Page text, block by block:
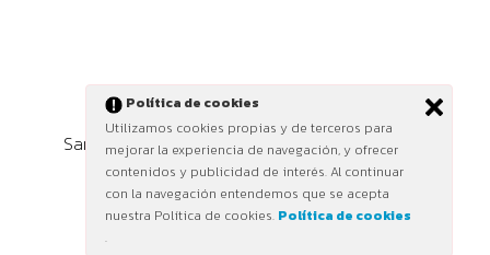
Sanz i Vila 2025 ©
Política de cookies
Utilizamos cookies propias y de terceros para
mejorar la experiencia de navegación, y ofrecer
contenidos y publicidad de interés. Al continuar
con la navegación entendemos que se acepta
nuestra Política de cookies. Política de cookies
.